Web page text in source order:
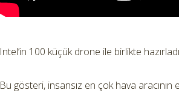
Intel’in 100 küçük drone ile birlikte
Bu gösteri, insansız en çok hava aracının